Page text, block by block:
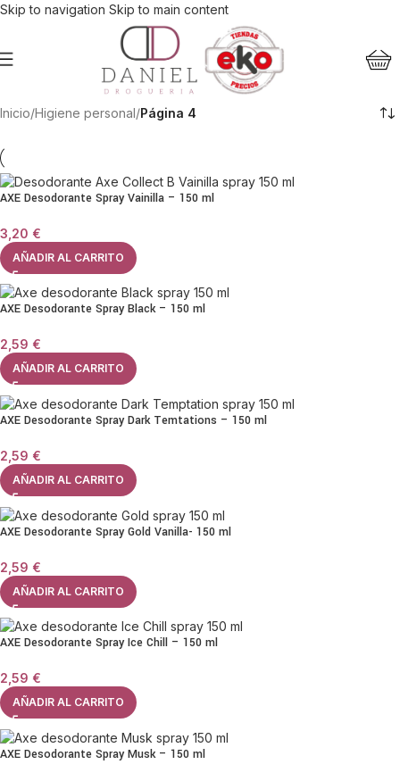
Skip to navigation Skip to main content
Inicio/Higiene personal/Página 4
AXE Desodorante Spray Vainilla – 150 ml
3,20 €
AÑADIR AL CARRITO
AXE Desodorante Spray Black – 150 ml
2,59 €
AÑADIR AL CARRITO
AXE Desodorante Spray Dark Temtations – 150 ml
2,59 €
AÑADIR AL CARRITO
AXE Desodorante Spray Gold Vanilla- 150 ml
2,59 €
AÑADIR AL CARRITO
AXE Desodorante Spray Ice Chill – 150 ml
2,59 €
AÑADIR AL CARRITO
AXE Desodorante Spray Musk – 150 ml